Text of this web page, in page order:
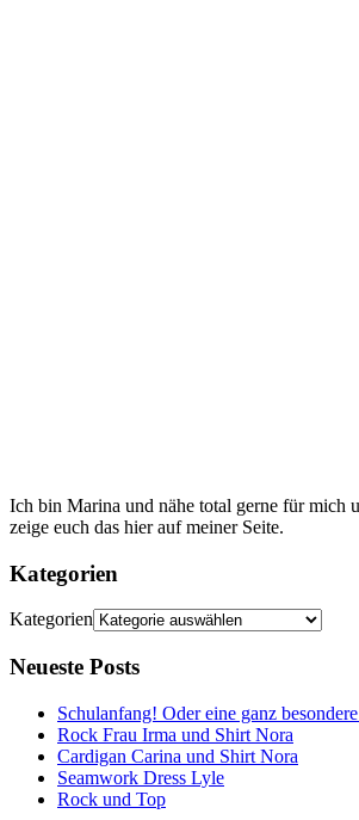
Ich bin Marina und nähe total gerne für mich
zeige euch das hier auf meiner Seite.
Kategorien
Kategorien
Neueste Posts
Schulanfang! Oder eine ganz
Rock Frau Irma und Shirt Nora
Cardigan Carina und Shirt Nora
Seamwork Dress Lyle
Rock und Top